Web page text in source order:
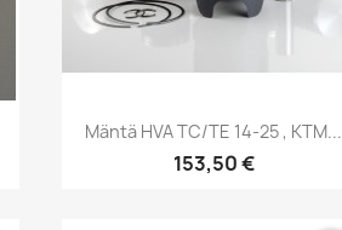
Pikakatselu
Mäntä HVA TC/TE 14-25 , KTM...
153,50 €